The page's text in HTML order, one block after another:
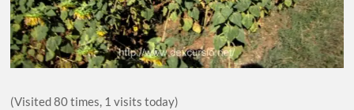
(Visited 80 times, 1 visits today)